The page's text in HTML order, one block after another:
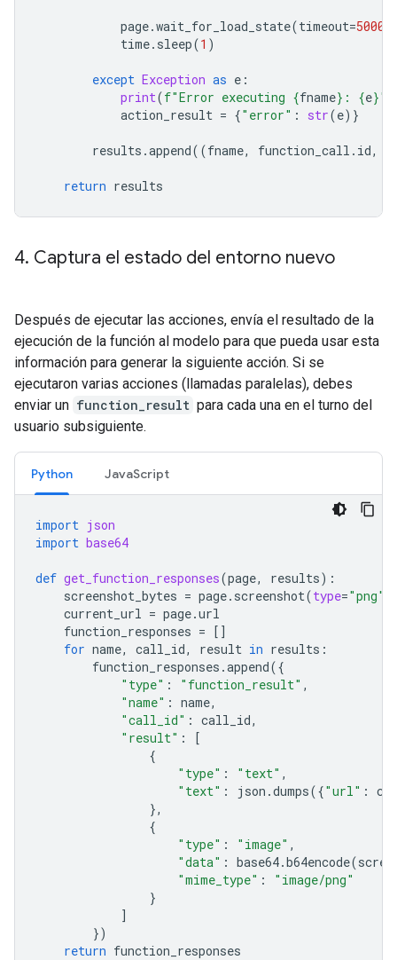
page.wait_for_load_state(timeout=5000
time. sleep(1 )
except Exception as e :
print(f"Error executing {fname} : {e}"
action_result = {"error" : str(e)}
results .append((fname, function_call . id,
return results
4. Captura el estado del entorno nuevo
Después de ejecutar las acciones, envía el resultado de la
ejecución de la función al modelo para que pueda usar esta
información para generar la siguiente acción. Si se
ejecutaron varias acciones (llamadas paralelas), debes
enviar un function_result para cada una en el turno del
usuario subsiguiente.
Python JavaScript
import json
import base64
def get_function_responses(page, results):
screenshot_bytes = page. screenshot(type="png"
current_url = page.url
function_responses = []
for name, call_id, result in results :
function_responses .append({
"type" : "function_result" ,
"name" : name,
"call_id" : call_id,
"result" :
[
{
"type" : "text" ,
"text" : json .dumps({"url" :
},
{
"type" : "image" ,
"data" : base64.b64encode(
"mime_type" :
"image/png"
}
]
})
return function_responses